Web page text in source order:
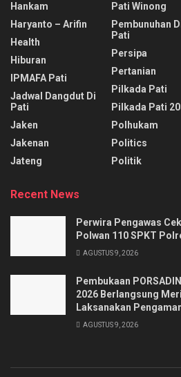
Hankam
Haryanto – Arifin
Health
Hiburan
IPMAFA Pati
Jadwal Dangdut Di
Pati
Jaken
Jakenan
Jateng
Pati Winong
Pembunuhan
Pati
Persipa
Pertanian
Pilkada Pati
Pilkada Pati
Polhukam
Politics
Politik
Recent News
Perwira Pengawas
Polwan 110 SPKT
AGUSTUS 9, 2026
Pembukaan
2026 Berlangsung
Laksanakan
AGUSTUS 9, 2026